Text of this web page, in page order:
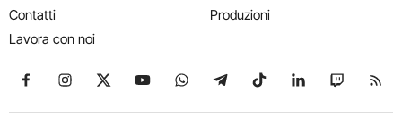
Contatti
Lavora con noi
Produzioni
Seguici su Facebook
Seguici su Instagram
Seguici su X
Seguici su YouTube
Seguici su WhatsApp
Seguici su Telegram
Seguici su TikTok
Seguici su
Seguici